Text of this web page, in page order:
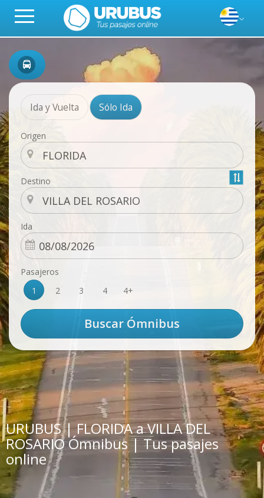
Ida y Vuelta Sólo Ida
Origen
Destino
Ida
Pasajeros
1
2 3 4 4+
URUBUS | FLORIDA a VILLA DEL
ROSARIO Ómnibus | Tus pasajes
online